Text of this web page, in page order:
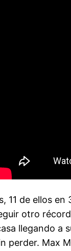
11 de ellos
otro
llegando a
perder. Max